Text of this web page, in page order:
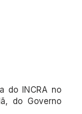
do INCRA no
do Governo